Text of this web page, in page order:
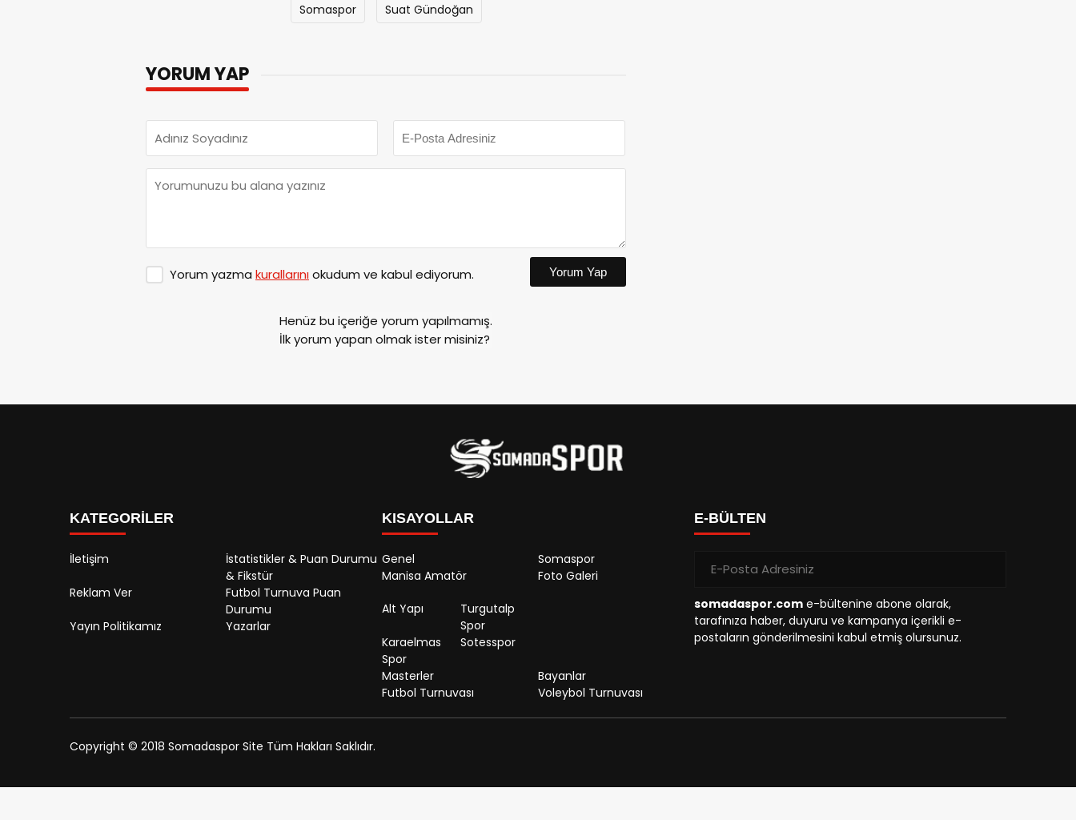
Somaspor Suat Gündoğan
YORUM YAP
Yorum yazma kurallarınıokudum ve kabul ediyorum. Yorum Yap
Henüz bu içeriğe yorum yapılmamış.
İlk yorum yapan olmak ister misiniz?
KATEGORİLER
İletişim
İstatistikler & Puan Durumu
& Fikstür
Reklam Ver
Futbol Turnuva Puan
Durumu
Yayın Politikamız
Yazarlar
KISAYOLLAR
Genel
Somaspor
Manisa Amatör
Alt Yapı
Turgutalp
Spor
Karaelmas
Spor
Sotesspor
Foto Galeri
Masterler
Bayanlar
Futbol Turnuvası
Voleybol Turnuvası
E-BÜLTEN
somadaspor.com e-bültenine abone olarak,
tarafınıza haber, duyuru ve kampanya içerikli e-
postaların gönderilmesini kabul etmiş olursunuz.
Copyright © 2018 Somadaspor Site Tüm Hakları Saklıdır.